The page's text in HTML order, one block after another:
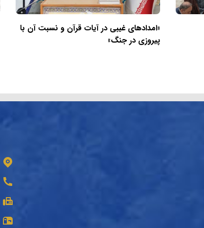
«امدادهای غیبی در آیات قرآن و نسبت آن با
پیروزی در جنگ»